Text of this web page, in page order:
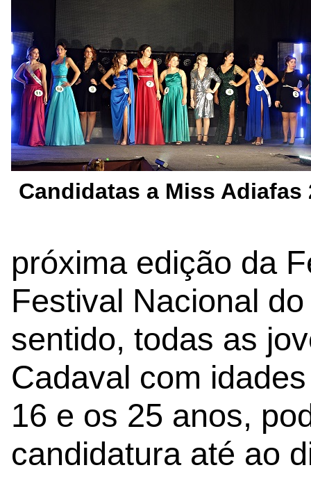
Candidatas a Miss Adiafas
próxima edição da
Festival Nacional
sentido, todas as
Cadaval com
16 e os 25 anos,
candidatura até ao